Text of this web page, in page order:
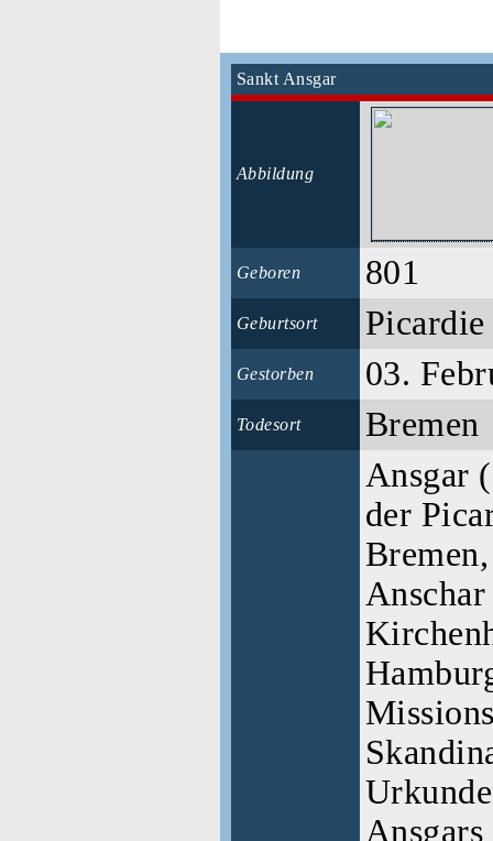
Sankt Ansgar
Abbildung
Geboren 801
Geburtsort
Gestorben 03.
Todesort
Bremen
Ansgar
der